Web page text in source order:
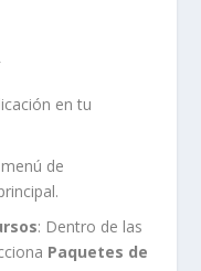
en tu
de
: Dentro de las
Paquetes de